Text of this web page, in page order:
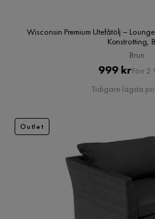
Wisconsin Premium Utefåtölj –
Konstrotting,
Brun
Pris
999 kr
Pris
Förr 2
Tidigare lägsta
Outlet